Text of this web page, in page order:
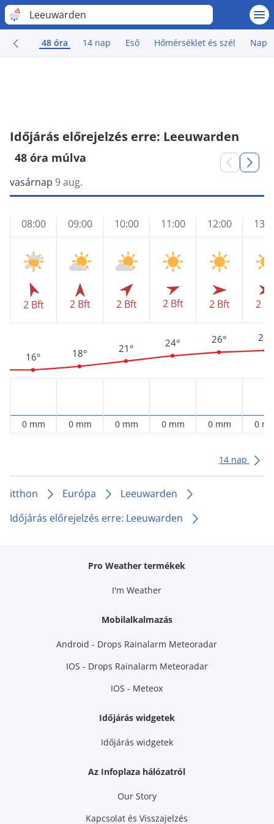
Leeuwarden
48 óra 14 nap Eső Hőmérséklet és szél Nap
Időjárás előrejelzés erre: Leeuwarden
48 óra múlva
vasárnap 9 aug.
08:00
2 Bft
16°
0 mm
09:00
2 Bft
18°
0 mm
10:00
2 Bft
21°
0 mm
11:00
2 Bft
24°
0 mm
12:00
2 Bft
26°
0 mm
2
27°
0
14 nap
itthon Európa
Leeuwarden
Időjárás előrejelzés erre: Leeuwarden
Pro Weather termékek
I'm Weather
Mobilalkalmazás
Android - Drops Rainalarm Meteoradar
IOS - Drops Rainalarm Meteoradar
IOS - Meteox
Időjárás widgetek
Időjárás widgetek
Az Infoplaza hálózatról
Our Story
Kapcsolat és Visszajelzés